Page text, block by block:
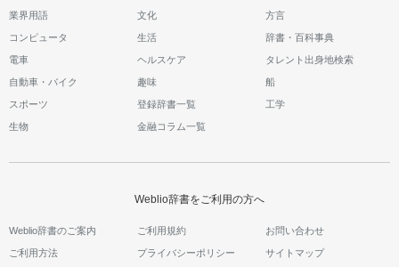
業界用語 文化 方言
コンピュータ 生活 辞書・百科事典
電車 ヘルスケア タレント出身地検索
自動車・バイク 趣味 船
スポーツ 登録辞書一覧 工学
生物 金融コラム一覧
Weblio辞書をご利用の方へ
Weblio辞書のご案内 ご利用規約 お問い合わせ
ご利用方法 プライバシーポリシー サイトマップ